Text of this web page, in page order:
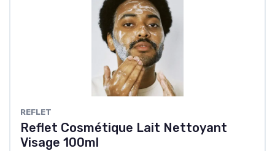
REFLET
Reflet Cosmétique Lait Nettoyant
Visage 100ml